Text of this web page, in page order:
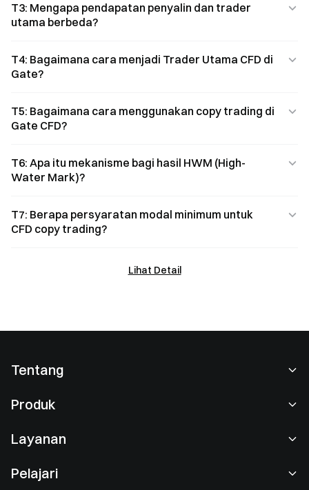
T3: Mengapa pendapatan penyalin dan trader
utama berbeda?
T4: Bagaimana cara menjadi Trader Utama CFD di
Gate?
T5: Bagaimana cara menggunakan copy trading di
Gate CFD?
T6: Apa itu mekanisme bagi hasil HWM (High-
Water Mark)?
T7: Berapa persyaratan modal minimum untuk
CFD copy trading?
Lihat Detail
Tentang
Ruang berita
Produk
Perdagangan Spot
Layanan
Pelajari